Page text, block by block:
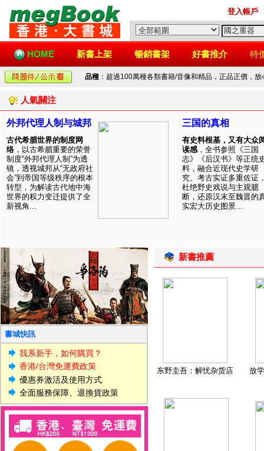
登入帳戶
HOME 新書上架 暢銷書架 好書推介 特
品種 ：超過100萬種各類書籍/音像和精品，正品正價，
人氣關注
外邦代理人制与城邦
古代希腊世界的制度网
络 ，以古希腊重要的荣誉
制度“外邦代理人制”为透
镜，透视城邦从“无政府社
会”到帝国等级秩序的根本
转型，为解读古代地中海
世界的权力变迁提供了全
新视角...
三国的真相
有史料根基，又有大众
读感 ，全书参照《三国
志》《后汉书》等正统
料，融合近现代史学研
究、考古实证多重佐证
杜绝野史戏说与主观臆
断，还原汉末至魏晋的
实宏大历史图景...
書城快訊
我系新手，如何購買？
香港/台灣免運費政策
優惠券激活及使用方式
全面服務保障、退換貨政策
新書推薦
东野圭吾：解忧杂货店 放